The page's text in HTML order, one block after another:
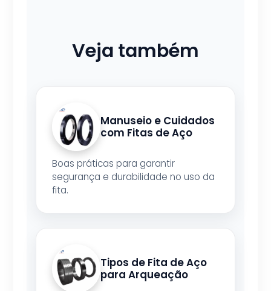
Veja também
Manuseio e Cuidados
com Fitas de Aço
Boas práticas para garantir
segurança e durabilidade no uso da
fita.
Tipos de Fita de Aço
para Arqueação